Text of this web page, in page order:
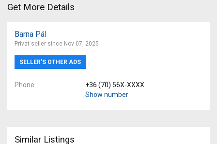
Get More Details
Barna Pál
Privat seller since Nov 07, 2025
SELLER’S OTHER ADS
Phone
+36 (70) 56X-XXXX
Show number
Similar Listings